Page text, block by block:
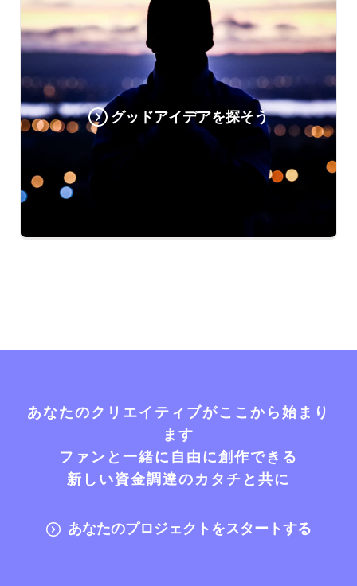
グッドアイデアを探そう
あなたのクリエイティブがここから始まり
ます
ファンと一緒に自由に創作できる
新しい資金調達のカタチと共に
あなたのプロジェクトをスタートする